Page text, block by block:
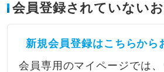
会員登録されていない
新規会員登録はこちらから
会員専用のマイページでは